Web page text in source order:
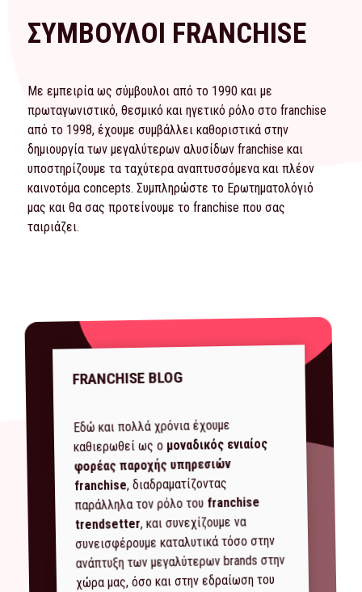
ΣΥΜΒΟΥΛΟΙ FRANCHISE
Με εμπειρία ως σύμβουλοι από το 1990 και με
πρωταγωνιστικό, θεσμικό και ηγετικό ρόλο στο franchise
από το 1998, έχουμε συμβάλλει καθοριστικά στην
δημιουργία των μεγαλύτερων αλυσίδων franchise και
υποστηρίζουμε τα ταχύτερα αναπτυσσόμενα και πλέον
καινοτόμα concepts. Συμπληρώστε το Ερωτηματολόγιό
μας και θα σας προτείνουμε το franchise που σας
ταιριάζει.
FRANCHISE BLOG
Εδώ και πολλά χρόνια έχουμε
καθιερωθεί ως ο μοναδικός ενιαίος
φορέας παροχής υπηρεσιών
franchise, διαδραματίζοντας
παράλληλα τον ρόλο του franchise
trendsetter, και συνεχίζουμε να
συνεισφέρουμε καταλυτικά τόσο στην
ανάπτυξη των μεγαλύτερων brands στην
χώρα μας, όσο και στην εδραίωση του